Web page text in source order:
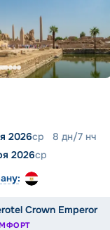
2026ср 8 дн/7 нч
2026ср
Crown Emperor